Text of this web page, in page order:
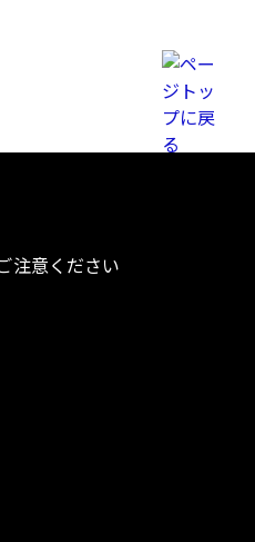
注意ください